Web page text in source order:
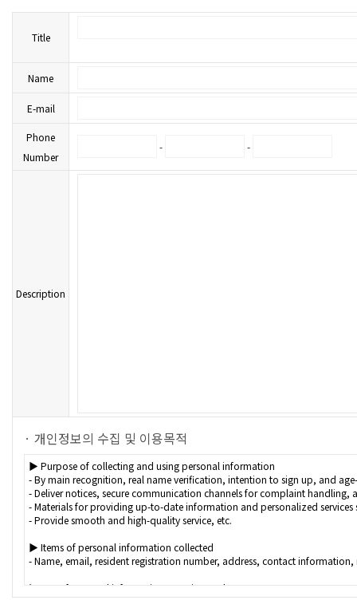
Title
Name
E-mail
Phone
Number
- -
Description
· 개인정보의 수집 및 이용목적